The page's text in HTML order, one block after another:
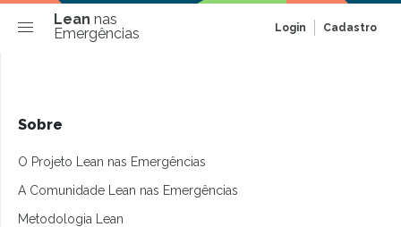
Lean nas
Emergências
Login Cadastro
Sobre
O Projeto Lean nas Emergências
A Comunidade Lean nas Emergências
Metodologia Lean